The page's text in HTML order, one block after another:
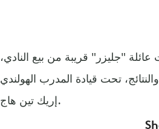
عائلة "جليزر" قريبة من بيع النادي،
تحت قيادة المدرب الهولندي
إريك تين هاج.